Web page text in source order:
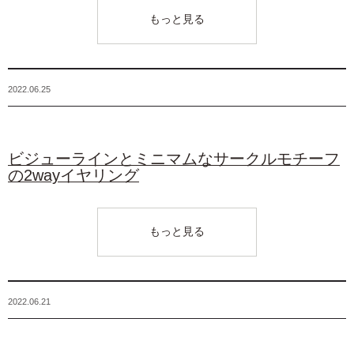
もっと見る
2022.06.25
ビジューラインとミニマムなサークルモチーフ
の2wayイヤリング
もっと見る
2022.06.21